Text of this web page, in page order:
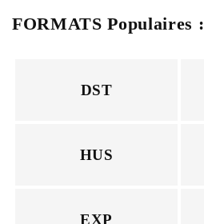
FORMATS Populaires :
DST
HUS
EXP